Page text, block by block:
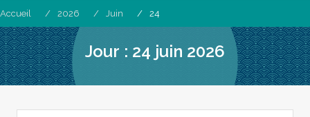
Accueil 2026 Juin 24
Jour : 24 juin 2026